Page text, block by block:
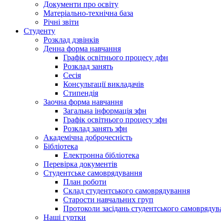
Документи про освіту
Матеріально-технічна база
Річні звіти
Студенту
Розклад дзвінків
Денна форма навчання
Графік освітнього процесу дфн
Розклад занять
Сесія
Консультації викладачів
Стипендія
Заочна форма навчання
Загальна інформація зфн
Графік освітнього процесу зфн
Розклад занять зфн
Академічна доброчесність
Бібліотека
Електронна бібліотека
Перевірка документів
Студентське самоврядування
План роботи
Склад студентського самоврядування
Старости навчальних груп
Протоколи засідань студентського
Наші гуртки